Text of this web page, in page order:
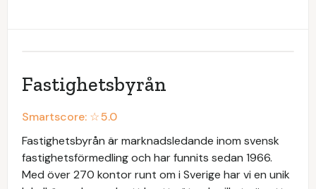
Fastighetsbyrån
Smartscore: ☆5.0
Fastighetsbyrån är marknadsledande inom svensk
fastighetsförmedling och har funnits sedan 1966.
Med över 270 kontor runt om i Sverige har vi en unik